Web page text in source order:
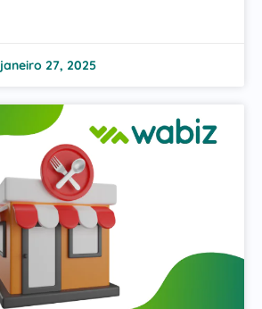
janeiro 27, 2025